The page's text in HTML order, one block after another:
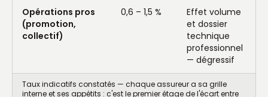
Opérations pros
(promotion,
collectif)
0,6 – 1,5 %
Effet volume
et dossier
technique
professionnel
— dégressif
Taux indicatifs constatés — chaque assureur a sa grille
interne et ses appétits : c'est le premier étage de l'écart entre